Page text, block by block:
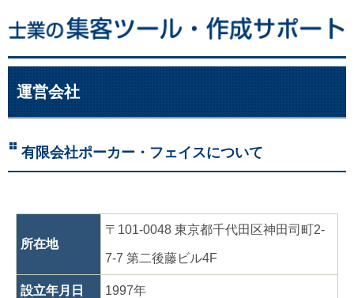
運営会社
有限会社ポーカー・フェイスについて
所在地
〒101-0048 東京都千代田区神田司町2-
7-7 第二後藤ビル4F
設立年月日 1997年